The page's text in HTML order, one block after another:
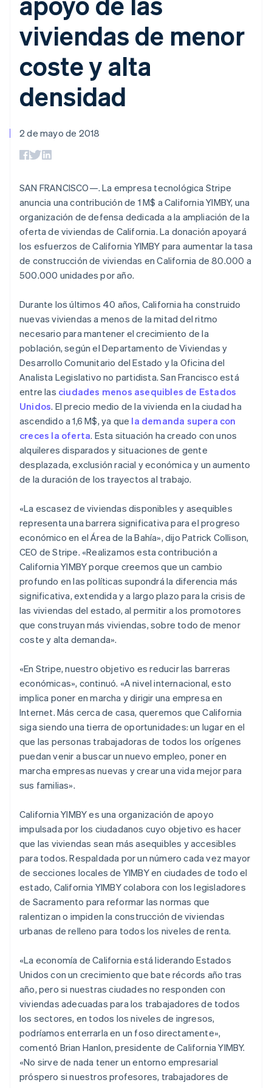
Authorization
Boost
Optimizaciones
de aceptación
Link
Proceso de
compra
Recognition
Automatización
contable
Stripe Sigma
Informes
personalizados
Data Pipeline
de datos
Product roadmap
Radar
Prevención de fraude
Atlas
Constitución de una startup
Climate
Eliminación de dióxido de carbono
Descubre cómo Stripe construye la infraestructura
Mirar ahora
Gestión del dinero
SaaS
Por sector
Empresas de IA
Juegos
comunicación y
entretenimiento
Organizaciones sin
Servicios
profesionales
Sector público
Socios
Stripe App Marketplace
Gestionar
Ofrecer cobro por
consumo
respaldadas por
monedas estables
Aprovisiona y gestiona
servicios con agentes
Ejemplos de código
Blog de
desarrolladores
Empresa
Hoja de ruta del
producto
Sessions
Empleos
Sala de prensa
Stripe Press
Contacto
viviendas de menor
coste y alta
densidad
2 de mayo de 2018
SAN FRANCISCO—. La empresa tecnológica Stripe
anuncia una contribución de 1 M$ a California YIMBY, una
organización de defensa dedicada a la ampliación de la
oferta de viviendas de California. La donación apoyará
los esfuerzos de California YIMBY para aumentar la tasa
de construcción de viviendas en California de 80.000 a
500.000 unidades por año.
Durante los últimos 40 años, California ha construido
nuevas viviendas a menos de la mitad del ritmo
necesario para mantener el crecimiento de la
población, según el Departamento de Viviendas y
Desarrollo Comunitario del Estado y la Oficina del
Analista Legislativo no partidista. San Francisco está
entre las ciudades menos asequibles de Estados
Unidos. El precio medio de la vivienda en la ciudad ha
ascendido a 1,6 M$, ya que la demanda supera con
creces la oferta. Esta situación ha creado con unos
alquileres disparados y situaciones de gente
desplazada, exclusión racial y económica y un aumento
de la duración de los trayectos al trabajo.
«La escasez de viviendas disponibles y asequibles
representa una barrera significativa para el progreso
económico en el Área de la Bahía», dijo Patrick Collison,
CEO de Stripe. «Realizamos esta contribución a
California YIMBY porque creemos que un cambio
profundo en las políticas supondrá la diferencia más
significativa, extendida y a largo plazo para la crisis de
las viviendas del estado, al permitir a los promotores
que construyan más viviendas, sobre todo de menor
coste y alta demanda».
«En Stripe, nuestro objetivo es reducir las barreras
económicas», continuó. «A nivel internacional, esto
implica poner en marcha y dirigir una empresa en
Internet. Más cerca de casa, queremos que California
siga siendo una tierra de oportunidades: un lugar en el
que las personas trabajadoras de todos los orígenes
puedan venir a buscar un nuevo empleo, poner en
marcha empresas nuevas y crear una vida mejor para
sus familias».
California YIMBY es una organización de apoyo
impulsada por los ciudadanos cuyo objetivo es hacer
que las viviendas sean más asequibles y accesibles
para todos. Respaldada por un número cada vez mayor
de secciones locales de YIMBY en ciudades de todo el
estado, California YIMBY colabora con los legisladores
de Sacramento para reformar las normas que
ralentizan o impiden la construcción de viviendas
urbanas de relleno para todos los niveles de renta.
«La economía de California está liderando Estados
Unidos con un crecimiento que bate récords año tras
año, pero si nuestras ciudades no responden con
viviendas adecuadas para los trabajadores de todos
los sectores, en todos los niveles de ingresos,
podríamos enterrarla en un foso directamente»,
comentó Brian Hanlon, presidente de California YIMBY.
«No sirve de nada tener un entorno empresarial
próspero si nuestros profesores, trabajadores de
Deutsch English
Australia
English
Austria
DeutschEnglish
Bélgica
NederlandsFrançaisDeutsch English
Brasil
Português English
Bulgaria
English
Canadá
English Français
China continental
简体中文English
Chipre
Croacia
English Italiano
Dinamarca
English
Emiratos Árabes Unidos
English
Eslovaquia
English
Eslovenia
EnglishItaliano
España
EspañolEnglish
EnglishEspañol简体中文
Estonia
English
Finlandia
EnglishSvenska
Francia
FrançaisEnglish
Gibraltar
English
Grecia
English
English
India
English
Irlanda
English
Italia
ItalianoEnglish
Japón
日本語English
Letonia
Liechtenstein
DeutschEnglish
Lituania
English
Luxemburgo
FrançaisDeutschEnglish
Malasia
English简体中文
Malta
English
México